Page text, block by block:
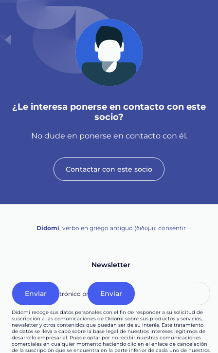
¿Le interesa ponerse en contacto con este
socio?
No dude en ponerse en contacto con él.
Contactar con este socio
Didomi, verbo en griego antiguo (διδομι): consentir
Newsletter
Didomi recoge sus datos personales con el fin de responder a su solicitud de
suscripción a las comunicaciones de Didomi sobre sus productos y servicios,
newsletter y otros contenidos que puedan ser de su interés. Este tratamiento
de datos se lleva a cabo sobre la base legal de nuestros intereses legítimos de
desarrollo empresarial. Puede optar por no recibir nuestras comunicaciones
comerciales en cualquier momento haciendo clic en el enlace de cancelación
de la suscripción que se encuentra en la parte inferior de cada uno de nuestros